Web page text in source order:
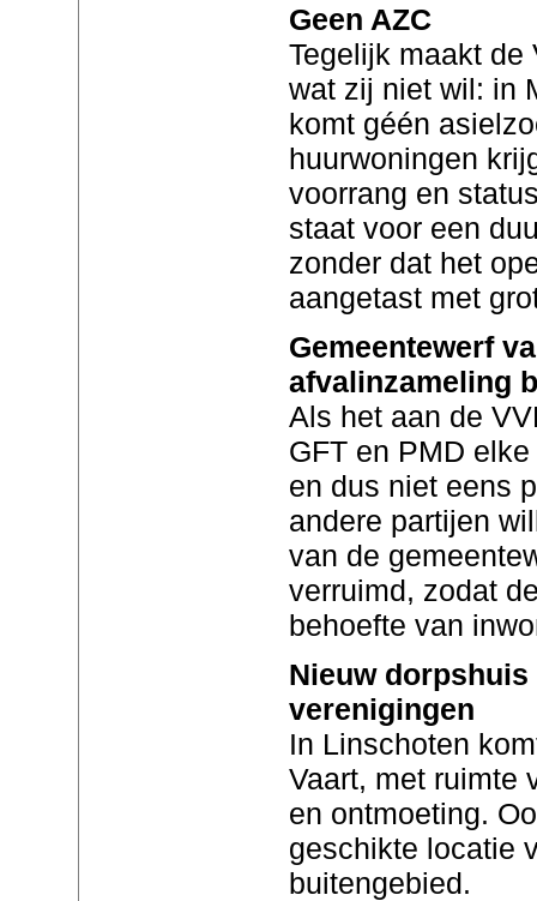
Geen AZC
Tegelijk maakt
wat zij niet wil: in
komt géén
huurwoningen
voorrang en
staat voor een
zonder dat het
aangetast met
Gemeentewerf
afvalinzameling
Als het aan de
GFT en PMD
en dus niet eens
andere partijen
van de
verruimd, zodat
behoefte van
Nieuw
verenigingen
In Linschoten
Vaart, met ruimte
en ontmoeting.
geschikte locatie
buitengebied.